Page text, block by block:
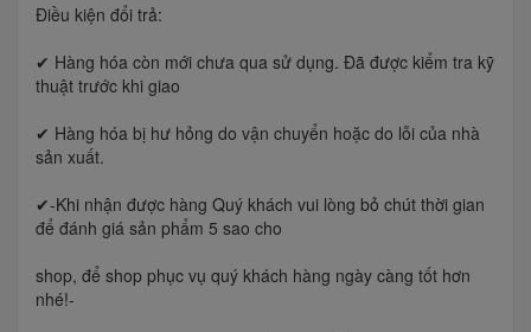
Điều kiện đổi trả:
✔ Hàng hóa còn mới chưa qua sử dụng. Đã được kiểm tra kỹ
thuật trước khi giao
✔ Hàng hóa bị hư hỏng do vận chuyển hoặc do lỗi của nhà
sản xuất.
✔-Khi nhận được hàng Quý khách vui lòng bỏ chút thời gian
để đánh giá sản phẩm 5 sao cho
shop, để shop phục vụ quý khách hàng ngày càng tốt hơn
nhé!-